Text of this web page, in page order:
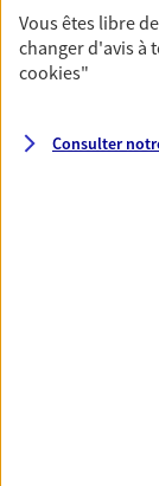
Découvrir
Couvrez
votre
Vous êtes libre
changer d'avis à
cookies"
Consulter